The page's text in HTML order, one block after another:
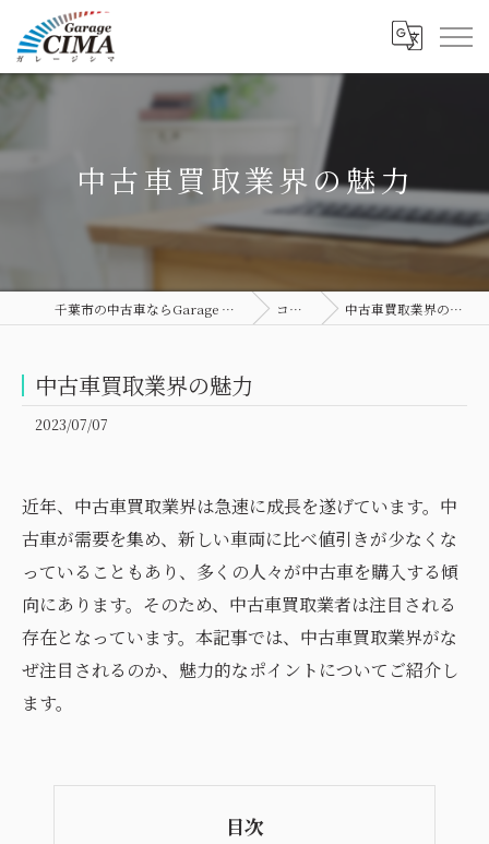
中古車買取業界の魅力
千葉市の中古車ならGarage CIMA コラム 中古車買取業界の魅力
中古車買取業界の魅力
2023/07/07
近年、中古車買取業界は急速に成長を遂げています。中
古車が需要を集め、新しい車両に比べ値引きが少なくな
っていることもあり、多くの人々が中古車を購入する傾
向にあります。そのため、中古車買取業者は注目される
存在となっています。本記事では、中古車買取業界がな
ぜ注目されるのか、魅力的なポイントについてご紹介し
ます。
目次